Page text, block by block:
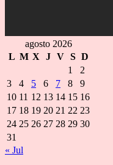
agosto 2026
L M X J V S D
1
2
3
4 5 6 7 8
9
10 11 12 13 14 15 16
17 18 19 20 21 22 23
24 25 26 27 28 29 30
31
« Jul